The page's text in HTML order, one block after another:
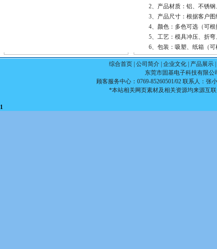
2、产品材质：铝、不锈
3、产品尺寸：根据客户图
4、颜色：多色可选（可
5、工艺：模具冲压、折
6、包装：吸塑、纸箱（
综合首页 公司简介 企业文化 产品展示
东莞市固基电子科技有限公
顾客服务中心：0769-85260501/02 联系人：张
*本站相关网页素材及相关资源均来源互
1